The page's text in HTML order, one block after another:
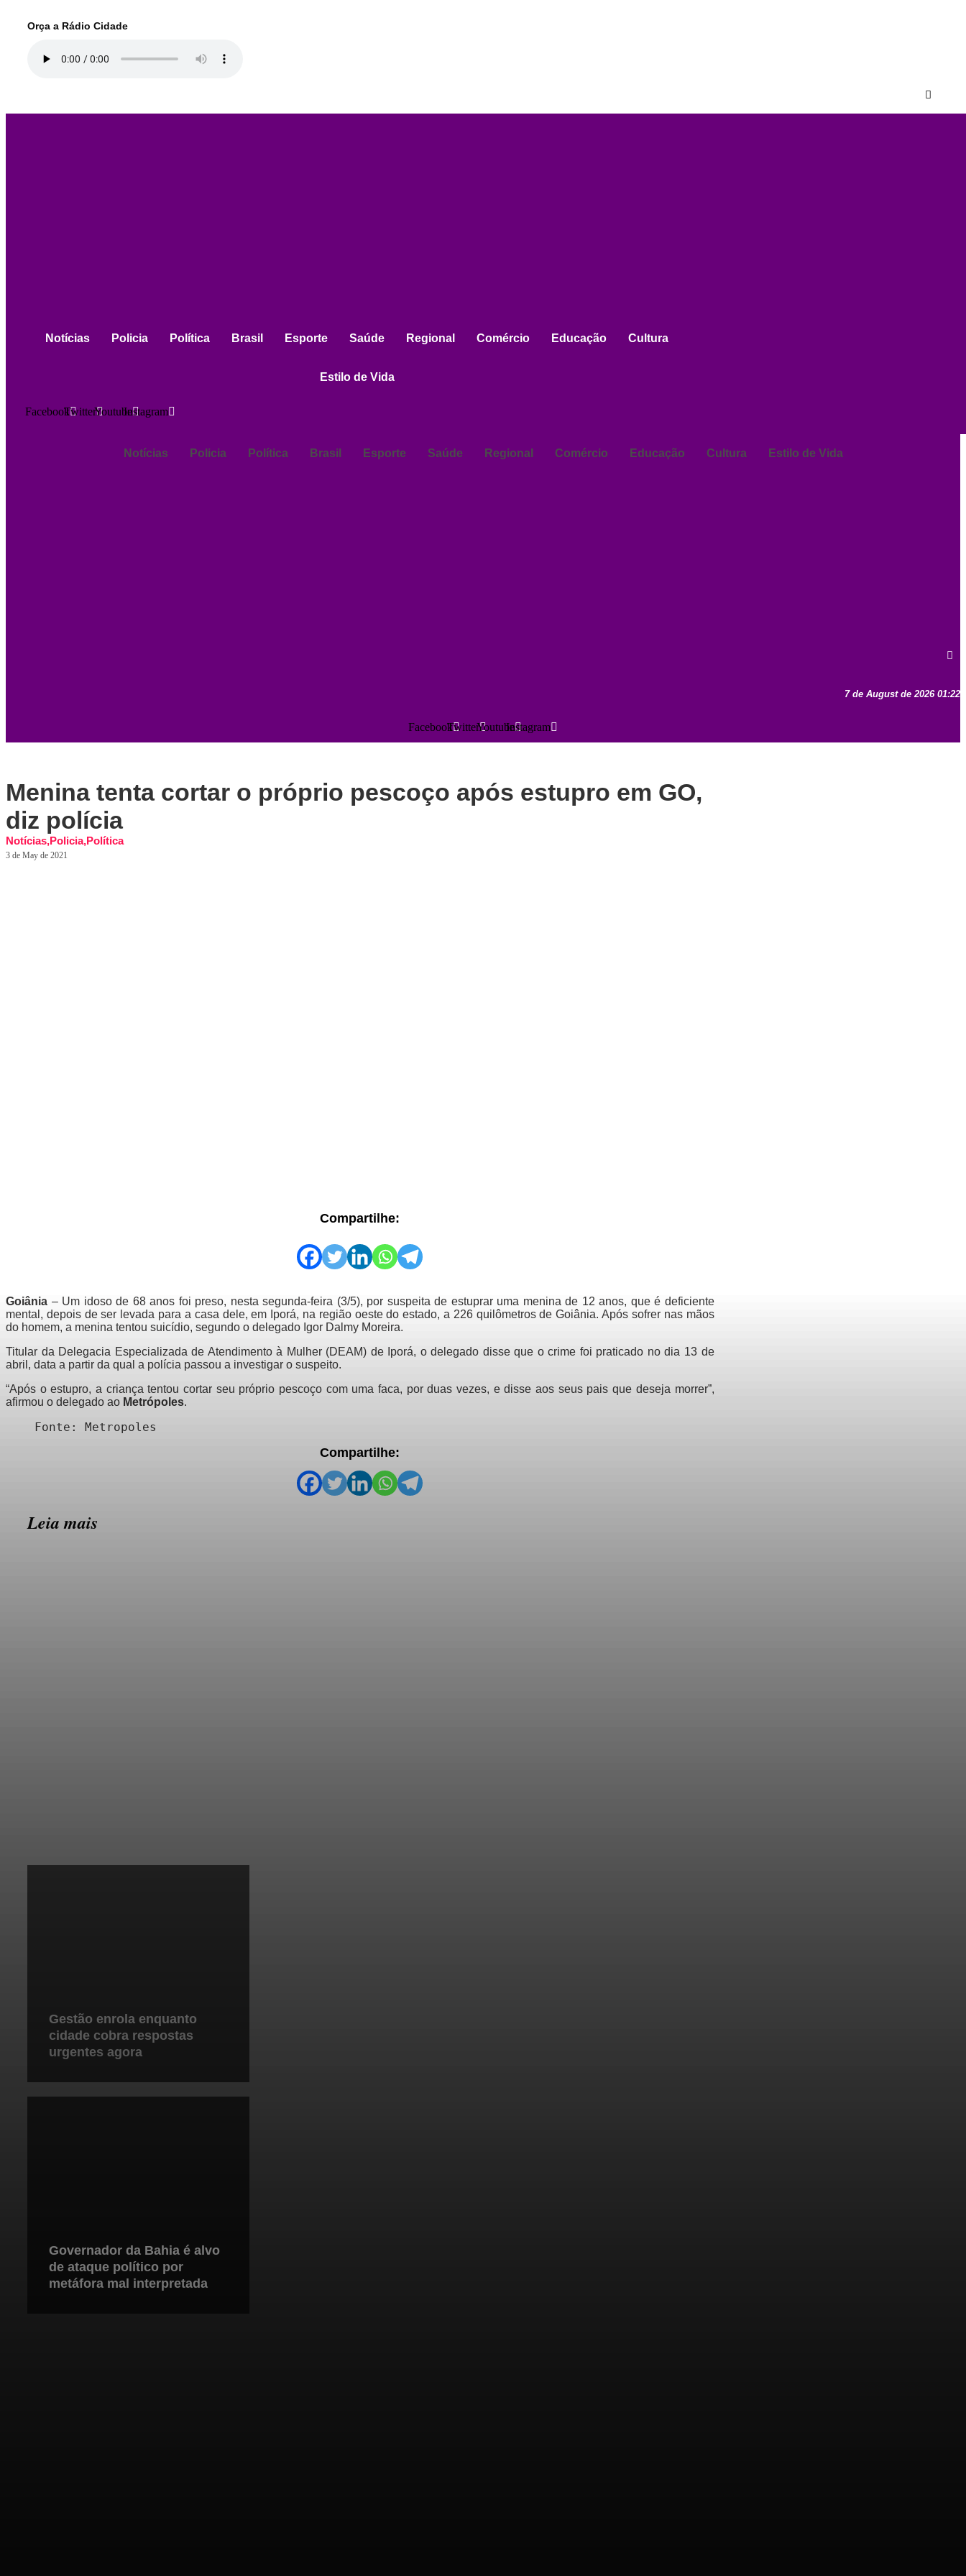
Orça a Rádio Cidade
Notícias Policia Política Brasil Esporte Saúde Regional Comércio Educação Cultura
Estilo de Vida
FacebookTwitterYoutubeInstagram
Notícias Policia Política Brasil Esporte Saúde Regional Comércio Educação Cultura Estilo de Vida
7 de August de 2026 01:22
FacebookTwitterYoutubeInstagram
Menina tenta cortar o próprio pescoço após estupro em GO,
diz polícia
Notícias,Policia,Política
3 de May de 2021
Compartilhe:
Goiânia – Um idoso de 68 anos foi preso, nesta segunda-feira (3/5), por suspeita de estuprar uma menina de 12 anos, que é deficiente
mental, depois de ser levada para a casa dele, em Iporá, na região oeste do estado, a 226 quilômetros de Goiânia. Após sofrer nas mãos
do homem, a menina tentou suicídio, segundo o delegado Igor Dalmy Moreira.
Titular da Delegacia Especializada de Atendimento à Mulher (DEAM) de Iporá, o delegado disse que o crime foi praticado no dia 13 de
abril, data a partir da qual a polícia passou a investigar o suspeito.
“Após o estupro, a criança tentou cortar seu próprio pescoço com uma faca, por duas vezes, e disse aos seus pais que deseja morrer”,
afirmou o delegado ao Metrópoles.
Fonte: Metropoles
Compartilhe:
Leia mais
Gestão enrola enquanto
cidade cobra respostas
urgentes agora
Governador da Bahia é alvo
de ataque político por
metáfora mal interpretada